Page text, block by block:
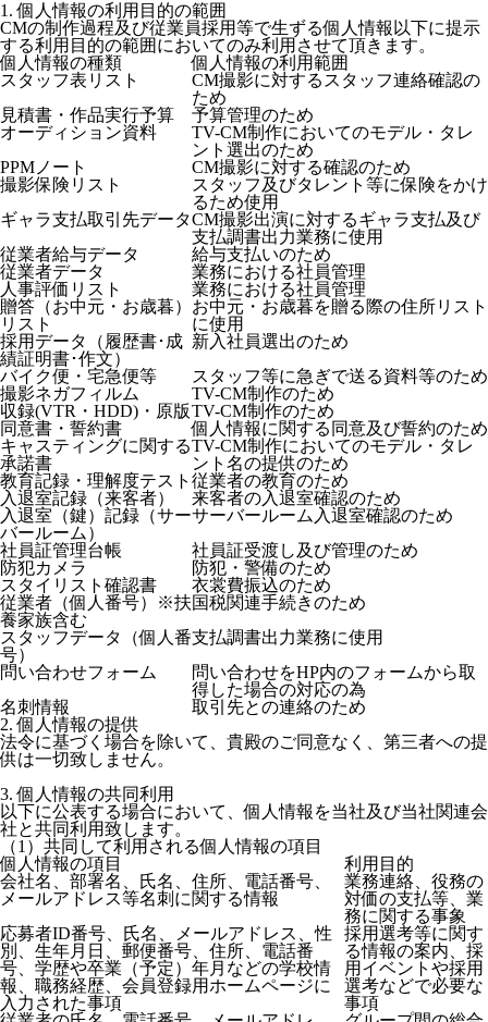
1. 個人情報の利用目的の範囲
CMの制作過程及び従業員採用等で生ずる個人情報以下に提示
する利用目的の範囲においてのみ利用させて頂きます。
個人情報の種類
個人情報の利用範囲
スタッフ表リスト
CM撮影に対するスタッフ連絡確認の
ため
見積書・作品実行予算
予算管理のため
オーディション資料
TV-CM制作においてのモデル・タレ
ント選出のため
PPMノート
CM撮影に対する確認のため
撮影保険リスト
スタッフ及びタレント等に保険をかけ
るため使用
ギャラ支払取引先データCM撮影出演に対するギャラ支払及び
支払調書出力業務に使用
従業者給与データ
給与支払いのため
従業者データ
業務における社員管理
人事評価リスト
業務における社員管理
贈答（お中元・お歳暮）
リスト
お中元・お歳暮を贈る際の住所リスト
に使用
採用データ（履歴書･成
績証明書･作文）
新入社員選出のため
バイク便・宅急便等
スタッフ等に急ぎで送る資料等のため
撮影ネガフィルム
TV-CM制作のため
収録(VTR・HDD)・原版TV-CM制作のため
同意書・誓約書
個人情報に関する同意及び誓約のため
キャスティングに関する
承諾書
TV-CM制作においてのモデル・タレ
ント名の提供のため
教育記録・理解度テスト 従業者の教育のため
入退室記録（来客者）
来客者の入退室確認のため
入退室（鍵）記録（サー
バールーム）
サーバールーム入退室確認のため
社員証管理台帳
社員証受渡し及び管理のため
防犯カメラ
防犯・警備のため
スタイリスト確認書
衣裳費振込のため
従業者（個人番号）※扶
養家族含む
国税関連手続きのため
スタッフデータ（個人番
号）
支払調書出力業務に使用
問い合わせフォーム
問い合わせをHP内のフォームから取
得した場合の対応の為
名刺情報
取引先との連絡のため
2. 個人情報の提供
法令に基づく場合を除いて、貴殿のご同意なく、第三者への提
供は一切致しません。
3. 個人情報の共同利用
以下に公表する場合において、個人情報を当社及び当社関連会
社と共同利用致します。
（1）共同して利用される個人情報の項目
個人情報の項目
利用目的
会社名、部署名、氏名、住所、電話番号、
メールアドレス等名刺に関する情報
業務連絡、役務の
対価の支払等、業
務に関する事象
応募者ID番号、氏名、メールアドレス、性
別、生年月日、郵便番号、住所、電話番
号、学歴や卒業（予定）年月などの学校情
報、職務経歴、会員登録用ホームページに
入力された事項
採用選考等に関す
る情報の案内、採
用イベントや採用
選考などで必要な
事項